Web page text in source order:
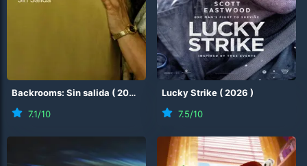
Backrooms: Sin salida (2026
7.1/10
Lucky Strike (2026 )
7.5/10